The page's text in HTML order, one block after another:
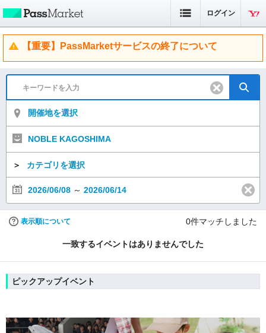
ログイン
【重要】PassMarketサービスの終了について
開催地を選択
NOBLE KAGOSHIMA
＞ カテゴリを選択
2026/06/08 ～ 2026/06/14
表示順について 0件マッチしました
一致するイベントはありませんでした
ピックアップイベント